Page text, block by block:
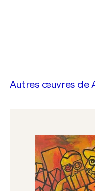
Autres œuvres de